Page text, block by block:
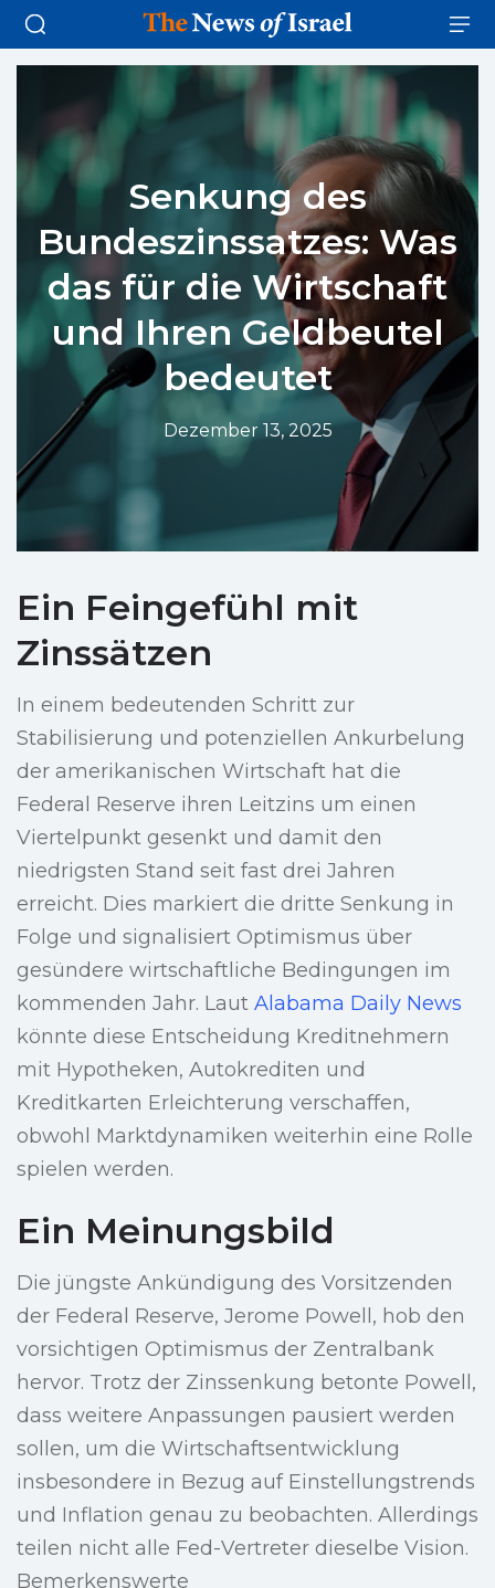
Senkung des
Bundeszinssatzes: Was
das für die Wirtschaft
und Ihren Geldbeutel
bedeutet
Dezember 13, 2025
Ein Feingefühl mit
Zinssätzen
In einem bedeutenden Schritt zur
Stabilisierung und potenziellen Ankurbelung
der amerikanischen Wirtschaft hat die
Federal Reserve ihren Leitzins um einen
Viertelpunkt gesenkt und damit den
niedrigsten Stand seit fast drei Jahren
erreicht. Dies markiert die dritte Senkung in
Folge und signalisiert Optimismus über
gesündere wirtschaftliche Bedingungen im
kommenden Jahr. Laut Alabama Daily News
könnte diese Entscheidung Kreditnehmern
mit Hypotheken, Autokrediten und
Kreditkarten Erleichterung verschaffen,
obwohl Marktdynamiken weiterhin eine Rolle
spielen werden.
Ein Meinungsbild
Die jüngste Ankündigung des Vorsitzenden
der Federal Reserve, Jerome Powell, hob den
vorsichtigen Optimismus der Zentralbank
hervor. Trotz der Zinssenkung betonte Powell,
dass weitere Anpassungen pausiert werden
sollen, um die Wirtschaftsentwicklung
insbesondere in Bezug auf Einstellungstrends
und Inflation genau zu beobachten. Allerdings
teilen nicht alle Fed-Vertreter dieselbe Vision.
Bemerkenswerte